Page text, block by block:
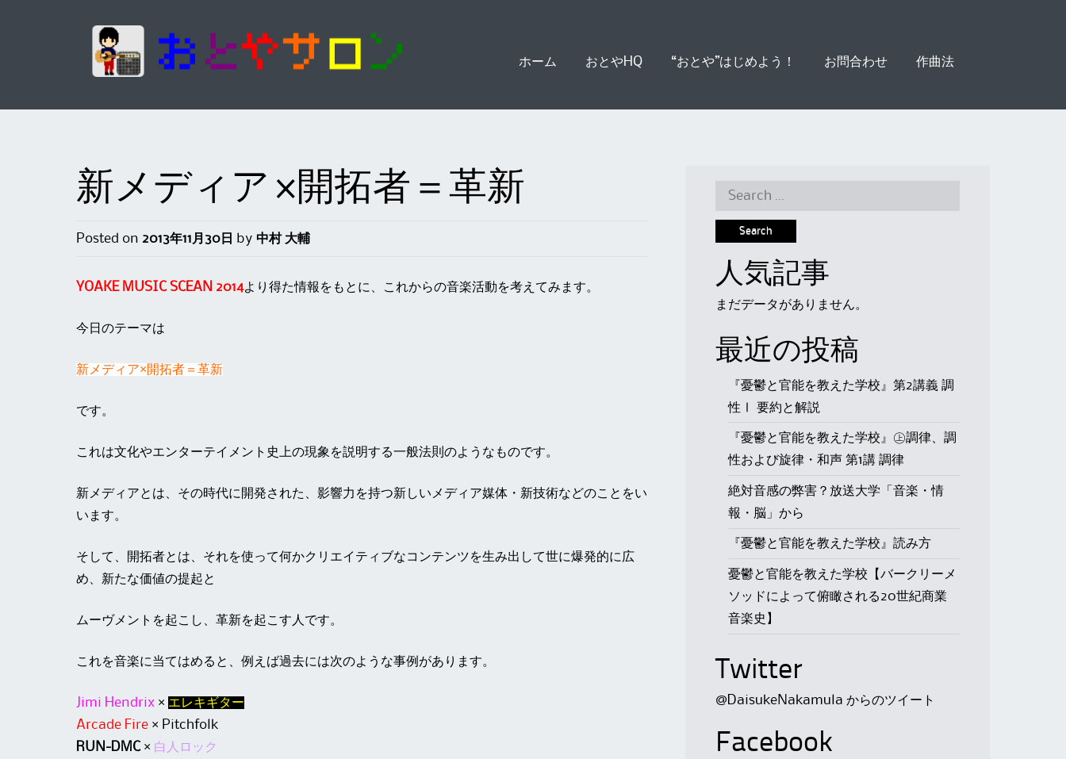
ホーム おとやHQ “おとや”はじめよう！ お問合わせ 作曲法
新メディア×開拓者＝革新
Posted on 2013年11月30日 by 中村 大輔
YOAKE MUSIC SCEAN 2014より得た情報をもとに、これからの音楽活動を考えてみます。
今日のテーマは
新メディア×開拓者＝革新
です。
これは文化やエンターテイメント史上の現象を説明する一般法則のようなものです。
新メディアとは、その時代に開発された、影響力を持つ新しいメディア媒体・新技術などのことをい
います。
そして、開拓者とは、それを使って何かクリエイティブなコンテンツを生み出して世に爆発的に広
め、新たな価値の提起と
ムーヴメントを起こし、革新を起こす人です。
これを音楽に当てはめると、例えば過去には次のような事例があります。
Jimi Hendrix × エレキギター
Arcade Fire × Pitchfolk
RUN-DMC× 白人ロック
Search
人気記事
まだデータがありません。
最近の投稿
『憂鬱と官能を教えた学校』第2講義 調
性Ⅰ 要約と解説
『憂鬱と官能を教えた学校』㊤調律、調
性および旋律・和声 第1講 調律
絶対音感の弊害？放送大学「音楽・情
報・脳」から
『憂鬱と官能を教えた学校』読み方
憂鬱と官能を教えた学校【バークリーメ
ソッドによって俯瞰される20世紀商業
音楽史】
Twitter
@DaisukeNakamula からのツイート
Facebook